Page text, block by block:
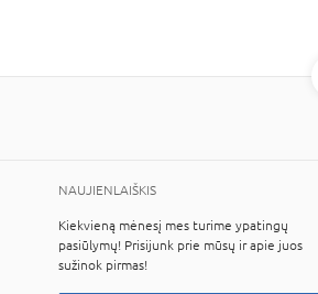
NAUJIENLAIŠKIS
Kiekvieną mėnesį mes turime ypatingų
pasiūlymų! Prisijunk prie mūsų ir apie juos
sužinok pirmas!